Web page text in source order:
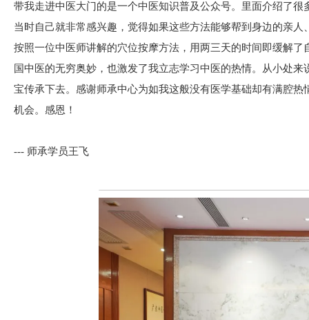
带我走进中医大门的是一个中医知识普及公众号。里面介绍了
当时自己就非常感兴趣，觉得如果这些方法能够帮到身边的亲
按照一位中医师讲解的穴位按摩方法，用两三天的时间即缓解
国中医的无穷奥妙，也激发了我立志学习中医的热情。从小处
宝传承下去。感谢师承中心为如我这般没有医学基础却有满腔
机会。感恩！
--- 师承学员王飞